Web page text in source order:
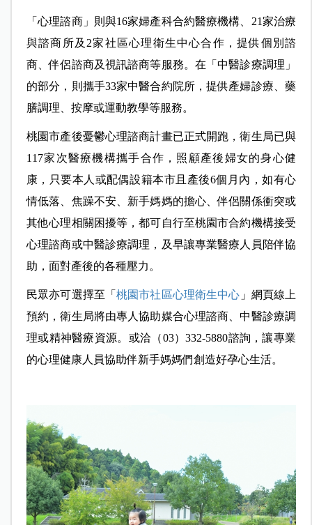
「心理諮商」則與16家婦產科合約醫療機構、21家治療
與諮商所及2家社區心理衛生中心合作，提供個別諮
商、伴侶諮商及視訊諮商等服務。在「中醫診療調理」
的部分，則攜手33家中醫合約院所，提供產婦診療、藥
膳調理、按摩或運動教學等服務。
桃園市產後憂鬱心理諮商計畫已正式開跑，衛生局已與
117家次醫療機構攜手合作，照顧產後婦女的身心健
康，只要本人或配偶設籍本市且產後6個月內，如有心
情低落、焦躁不安、新手媽媽的擔心、伴侶關係衝突或
其他心理相關困擾等，都可自行至桃園市合約機構接受
心理諮商或中醫診療調理，及早讓專業醫療人員陪伴協
助，面對產後的各種壓力。
民眾亦可選擇至「桃園市社區心理衛生中心 」網頁線上
預約，衛生局將由專人協助媒合心理諮商、中醫診療調
理或精神醫療資源。或洽（03）332-5880諮詢，讓專業
的心理健康人員協助伴新手媽媽們創造好孕心生活。